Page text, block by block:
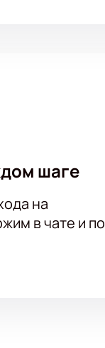
шаге
на
в чате и по